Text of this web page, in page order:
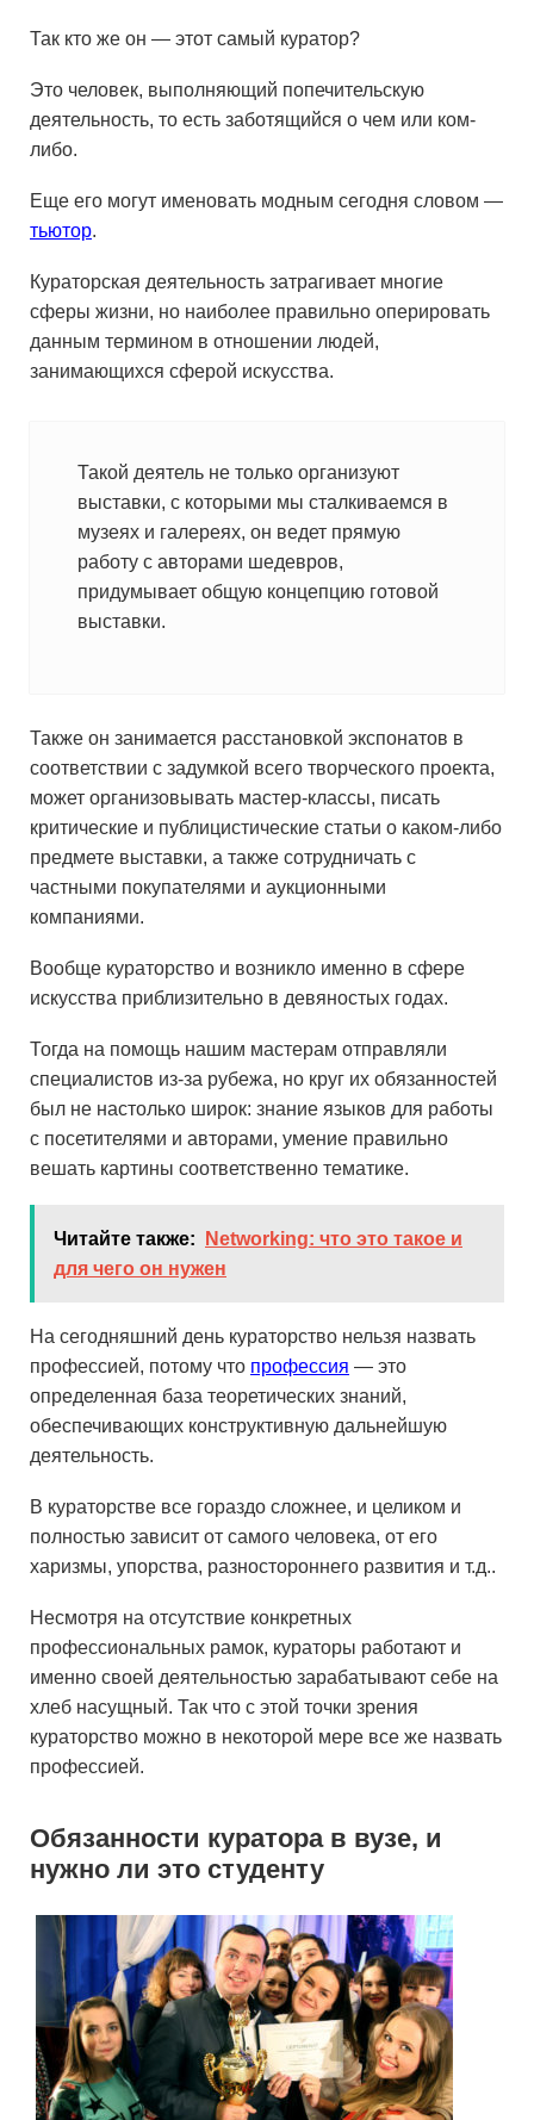
Так кто же он — этот самый куратор?
Это человек, выполняющий попечительскую
деятельность, то есть заботящийся о чем или ком-
либо.
Еще его могут именовать модным сегодня словом —
тьютор.
Кураторская деятельность затрагивает многие
сферы жизни, но наиболее правильно оперировать
данным термином в отношении людей,
занимающихся сферой искусства.
Такой деятель не только организуют
выставки, с которыми мы сталкиваемся в
музеях и галереях, он ведет прямую
работу с авторами шедевров,
придумывает общую концепцию готовой
выставки.
Также он занимается расстановкой экспонатов в
соответствии с задумкой всего творческого проекта,
может организовывать мастер-классы, писать
критические и публицистические статьи о каком-либо
предмете выставки, а также сотрудничать с
частными покупателями и аукционными
компаниями.
Вообще кураторство и возникло именно в сфере
искусства приблизительно в девяностых годах.
Тогда на помощь нашим мастерам отправляли
специалистов из-за рубежа, но круг их обязанностей
был не настолько широк: знание языков для работы
с посетителями и авторами, умение правильно
вешать картины соответственно тематике.
Читайте также:
Networking: что это такое и
для чего он нужен
На сегодняшний день кураторство нельзя назвать
профессией, потому что профессия — это
определенная база теоретических знаний,
обеспечивающих конструктивную дальнейшую
деятельность.
В кураторстве все гораздо сложнее, и целиком и
полностью зависит от самого человека, от его
харизмы, упорства, разностороннего развития и т.д..
Несмотря на отсутствие конкретных
профессиональных рамок, кураторы работают и
именно своей деятельностью зарабатывают себе на
хлеб насущный. Так что с этой точки зрения
кураторство можно в некоторой мере все же назвать
профессией.
Обязанности куратора в вузе, и
нужно ли это студенту